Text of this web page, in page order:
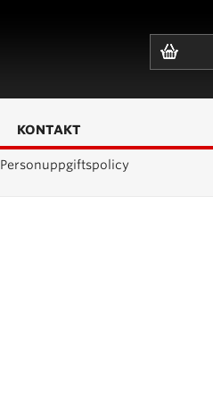
Personuppgiftspolicy
KONTAKT